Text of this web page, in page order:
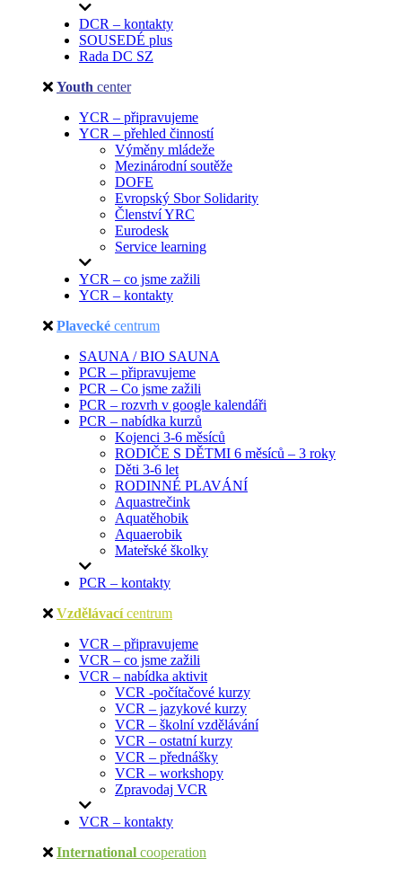
DCR – kontakty
SOUSEDÉ plus
Rada DC SZ
Youth center
YCR – připravujeme
YCR – přehled činností
Výměny mládeže
Mezinárodní soutěže
DOFE
Evropský Sbor Solidarity
Členství YRC
Eurodesk
Service learning
YCR – co jsme zažili
YCR – kontakty
Plavecké centrum
SAUNA / BIO SAUNA
PCR – připravujeme
PCR – Co jsme zažili
PCR – rozvrh v google kalendáři
PCR – nabídka kurzů
Kojenci 3-6 měsíců
RODIČE S DĚTMI 6 měsíců – 3 roky
Děti 3-6 let
RODINNÉ PLAVÁNÍ
Aquastrečink
Aquatěhobik
Aquaerobik
Mateřské školky
PCR – kontakty
Vzdělávací centrum
VCR – připravujeme
VCR – co jsme zažili
VCR – nabídka aktivit
VCR -počítačové kurzy
VCR – jazykové kurzy
VCR – školní vzdělávání
VCR – ostatní kurzy
VCR – přednášky
VCR – workshopy
Zpravodaj VCR
VCR – kontakty
International cooperation